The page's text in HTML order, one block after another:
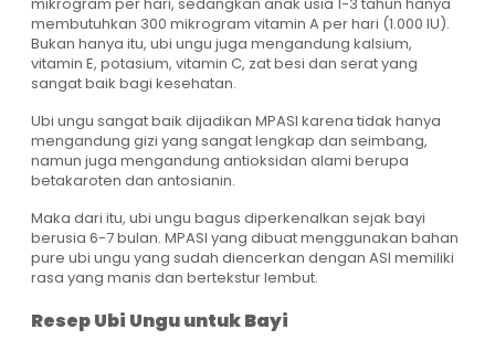
membutuhkan 300 mikrogram vitamin A per hari (1.000 IU).
Bukan hanya itu, ubi ungu juga mengandung kalsium,
vitamin E, potasium, vitamin C, zat besi dan serat yang
sangat baik bagi kesehatan.
Ubi ungu sangat baik dijadikan MPASI karena tidak hanya
mengandung gizi yang sangat lengkap dan seimbang,
namun juga mengandung antioksidan alami berupa
betakaroten dan antosianin.
Maka dari itu, ubi ungu bagus diperkenalkan sejak bayi
berusia 6-7 bulan. MPASI yang dibuat menggunakan bahan
pure ubi ungu yang sudah diencerkan dengan ASI memiliki
rasa yang manis dan bertekstur lembut.
Resep Ubi Ungu untuk Bayi